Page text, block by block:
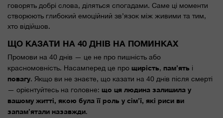
говорять добрі слова, діляться спогадами. Саме ці моменти
створюють глибокий емоційний зв’язок між живими та тим,
хто відійшов.
ЩО КАЗАТИ НА 40 ДНІВ НА ПОМИНКАХ
Промови на 40 днів — це не про пишність або
красномовність. Насамперед це про щирість, пам’ять і
повагу. Якщо ви не знаєте, що казати на 40 днів після смерті
— орієнтуйтесь на головне: що ця людина залишила у
вашому житті, якою була її роль у сім’ї, які риси ви
запам’ятали назавжди.